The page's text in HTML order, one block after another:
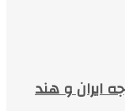
ایران و هند